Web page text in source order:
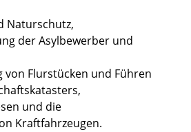
Naturschutz,
der Asylbewerber und
von Flurstücken und Führen
und die
Kraftfahrzeugen.